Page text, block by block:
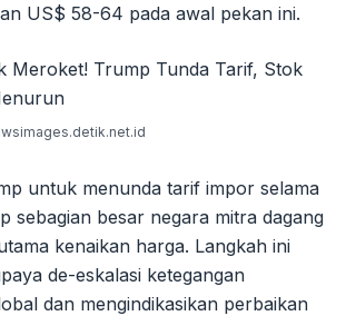
US$ 58-64 pada awal pekan ini.
untuk menunda tarif impor selama
sebagian besar negara mitra dagang
kenaikan harga. Langkah ini
de-eskalasi ketegangan
dan mengindikasikan perbaikan